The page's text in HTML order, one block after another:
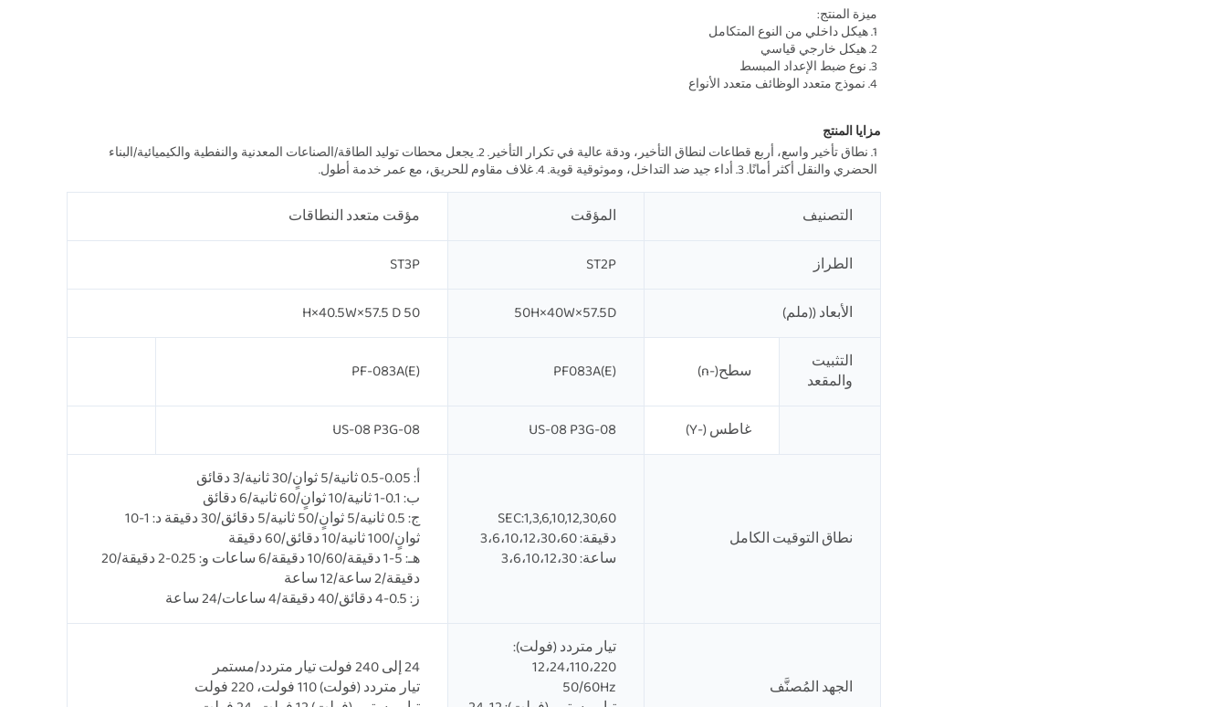
ميزة المنتج:
1. هيكل داخلي من النوع المتكامل
2. هيكل خارجي قياسي
3. نوع ضبط الإعداد المبسط
4. نموذج متعدد الوظائف متعدد الأنواع
مزايا المنتج
الحضري والنقل أكثر أمانًا. 3. أداء جيد ضد التداخل، وموثوقية قوية. 4. غلاف مقاوم للحريق، مع عمر خدمة أطول.
التصنيف المؤقت مؤقت متعدد النطاقات
الطراز ST2P
ST3P
الأبعاد ((ملم) 50H×40W×57.5D
50 H×40.5W×57.5 D
التثبيت
والمقعد
سطح(-n) PF083A(E)
PF-083A(E)
غاطس (-Y) US-08 P3G-08
US-08 P3G-08
نطاق التوقيت الكامل
SEC:1,3,6,10,12,30,60
دقيقة: 3،6،10،12،30،60
ساعة: 3،6،10،12،30
أ: 0.05-0.5 ثانية/5 ثوانٍ/30 ثانية/3 دقائق
ب: 0.1-1 ثانية/10 ثوانٍ/60 ثانية/6 دقائق
ج: 0.5 ثانية/5 ثوانٍ/50 ثانية/5 دقائق/30 دقيقة د: 1-10
ثوانٍ/100 ثانية/10 دقائق/60 دقيقة
هـ: 5-1 دقيقة/10/60 دقيقة/6 ساعات و: 0.25-2 دقيقة/20
دقيقة/2 ساعة/12 ساعة
ز: 0.5-4 دقائق/40 دقيقة/4 ساعات/24 ساعة
الجهد المُصنَّف
تيار متردد (فولت):
12،24،110،220
50/60Hz
24 إلى 240 فولت تيار متردد/مستمر
تيار متردد (فولت) 110 فولت، 220 فولت